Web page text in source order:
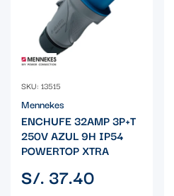
SKU: 13515
Mennekes
ENCHUFE 32AMP 3P+T
250V AZUL 9H IP54
POWERTOP XTRA
Precio
regular
S/. 37.40